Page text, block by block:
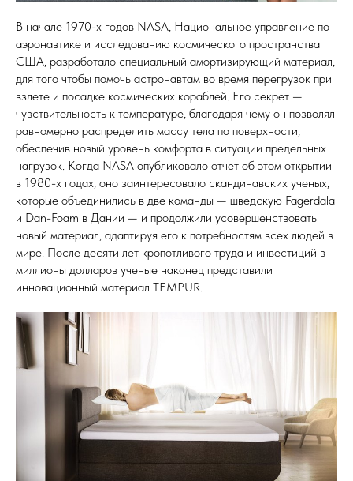
В начале 1970-х годов NASA, Национальное управление по
аэронавтике и исследованию космического пространства
США, разработало специальный амортизирующий материал,
для того чтобы помочь астронавтам во время перегрузок при
взлете и посадке космических кораблей. Его секрет —
чувствительность к температуре, благодаря чему он позволял
равномерно распределить массу тела по поверхности,
обеспечив новый уровень комфорта в ситуации предельных
нагрузок. Когда NASA опубликовало отчет об этом открытии
в 1980-х годах, оно заинтересовало скандинавских ученых,
которые объединились в две команды — шведскую Fagerdala
и Dan-Foam в Дании — и продолжили усовершенствовать
новый материал, адаптируя его к потребностям всех людей в
мире. После десяти лет кропотливого труда и инвестиций в
миллионы долларов ученые наконец представили
инновационный материал TEMPUR.